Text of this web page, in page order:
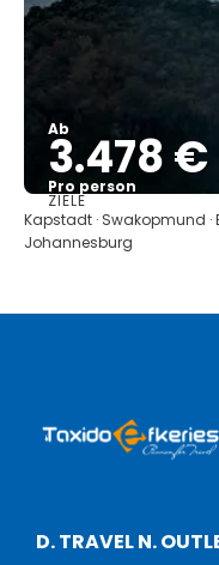
Ab
3.478 €
Pro person
ZIELE
Kapstadt · Swakopmund ·
Johannesburg
D. TRAVEL N.